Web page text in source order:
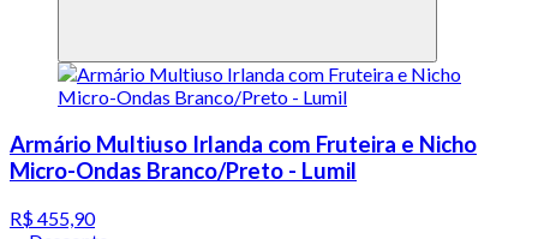
Armário Multiuso Irlanda com Fruteira e Nicho
Micro-Ondas Branco/Preto - Lumil
R$ 455,90